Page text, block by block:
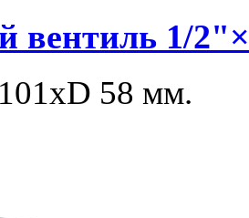
вентиль 1/
58 мм.